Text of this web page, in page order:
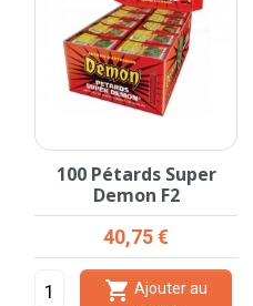
100 Pétards Super
Demon F2
Prix
40,75 €
 Ajouter au